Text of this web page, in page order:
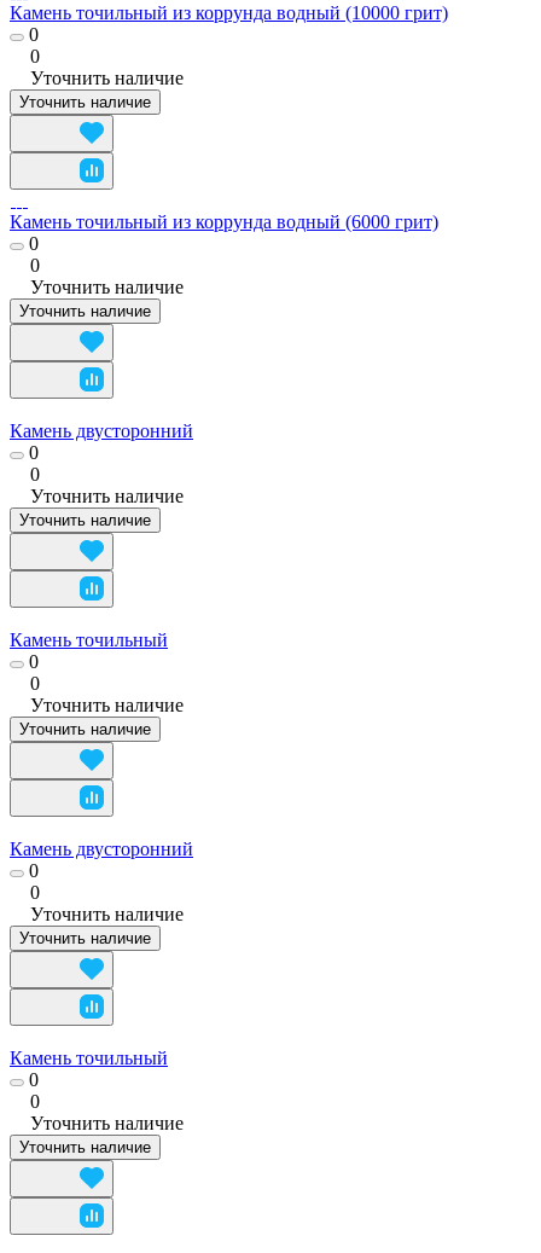
Камень точильный из коррунда водный (10000 грит)
0
0
Уточнить наличие
Уточнить наличие
Камень точильный из коррунда водный (6000 грит)
0
0
Уточнить наличие
Уточнить наличие
Камень двусторонний
0
0
Уточнить наличие
Уточнить наличие
Камень точильный
0
0
Уточнить наличие
Уточнить наличие
Камень двусторонний
0
0
Уточнить наличие
Уточнить наличие
Камень точильный
0
0
Уточнить наличие
Уточнить наличие